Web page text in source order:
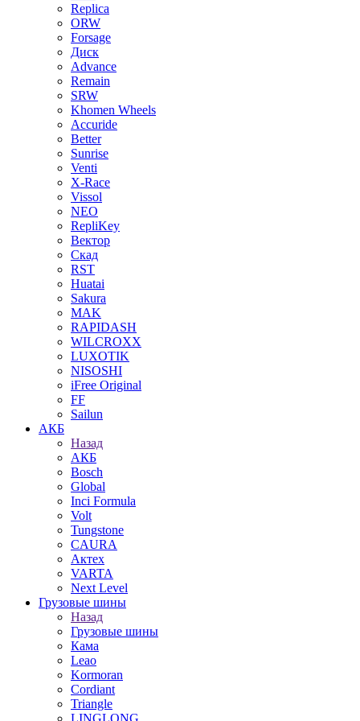
Replica
ORW
Forsage
Диск
Advance
Remain
SRW
Khomen Wheels
Accuride
Better
Sunrise
Venti
X-Race
Vissol
NEO
RepliKey
Вектор
Скад
RST
Huatai
Sakura
MAK
RAPIDASH
WILCROXX
LUXOTIK
NISOSHI
iFree Original
FF
Sailun
АКБ
Назад
АКБ
Bosch
Global
Inci Formula
Volt
Tungstone
CAURA
Актех
VARTA
Next Level
Грузовые шины
Назад
Грузовые шины
Кама
Leao
Kormoran
Cordiant
Triangle
LINGLONG